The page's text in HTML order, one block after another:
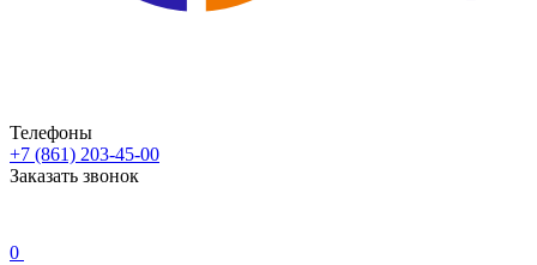
Телефоны
+7 (861) 203-45-00
Заказать звонок
0